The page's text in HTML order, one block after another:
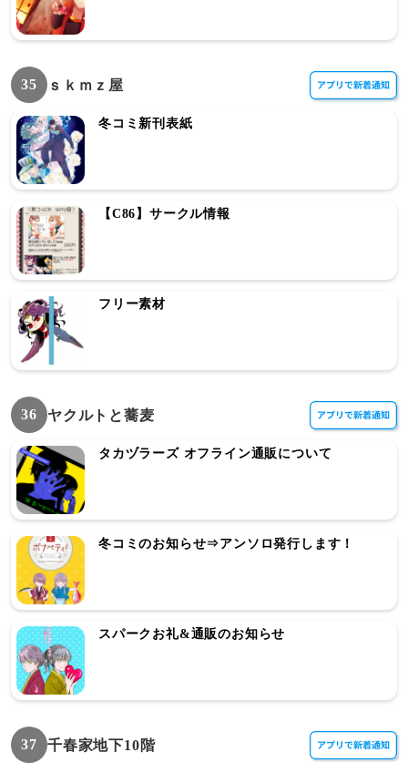
35 ｓｋｍｚ屋
冬コミ新刊表紙
【C86】サークル情報
フリー素材
36 ヤクルトと蕎麦
タカヅラーズ オフライン通販について
冬コミのお知らせ⇒アンソロ発行します！
スパークお礼&通販のお知らせ
37 千春家地下10階